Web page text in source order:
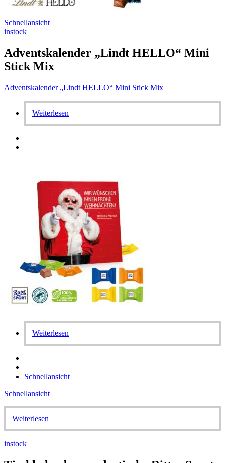
Schnellansicht
instock
Adventskalender „Lindt HELLO“ Mini
Stick Mix
Adventskalender „Lindt HELLO“ Mini Stick Mix
Weiterlesen
Weiterlesen
Schnellansicht
Schnellansicht
Weiterlesen
instock